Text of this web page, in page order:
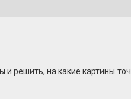
на какие картины
триллеры и мелодрамы.